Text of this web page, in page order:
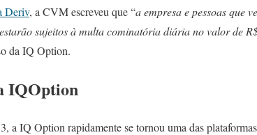
Deriv, a CVM escreveu que “a empresa e pessoas que
sujeitos à multa cominatória diária no valor de
da IQ Option.
IQOption
a IQ Option rapidamente se tornou uma das